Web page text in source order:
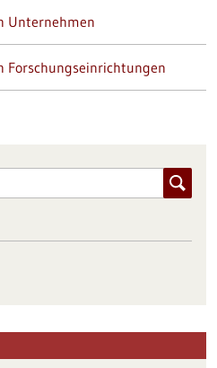
Unternehmen
Forschungseinrichtungen